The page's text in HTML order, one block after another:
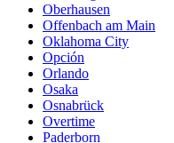
Oberhausen
Offenbach am Main
Oklahoma City
Opción
Orlando
Osaka
Osnabrück
Overtime
Paderborn